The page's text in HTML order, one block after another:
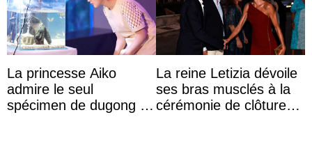
La princesse Aiko
admire le seul
spécimen de dugong en
La reine Letizia dévoile
ses bras musclés à la
cérémonie de clôture